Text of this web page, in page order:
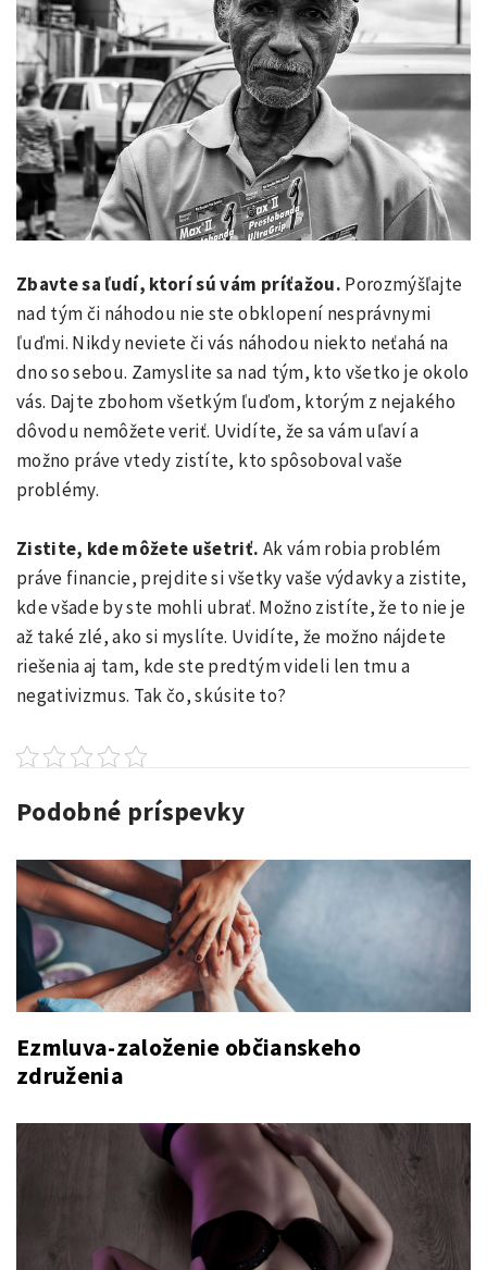
Zbavte sa ľudí, ktorí sú vám príťažou. Porozmýšľajte
nad tým či náhodou nie ste obklopení nesprávnymi
ľuďmi. Nikdy neviete či vás náhodou niekto neťahá na
dno so sebou. Zamyslite sa nad tým, kto všetko je okolo
vás. Dajte zbohom všetkým ľuďom, ktorým z nejakého
dôvodu nemôžete veriť. Uvidíte, že sa vám uľaví a
možno práve vtedy zistíte, kto spôsoboval vaše
problémy.
Zistite, kde môžete ušetriť. Ak vám robia problém
práve financie, prejdite si všetky vaše výdavky a zistite,
kde všade by ste mohli ubrať. Možno zistíte, že to nie je
až také zlé, ako si myslíte. Uvidíte, že možno nájdete
riešenia aj tam, kde ste predtým videli len tmu a
negativizmus. Tak čo, skúsite to?
Podobné príspevky
Ezmluva-založenie občianskeho
združenia